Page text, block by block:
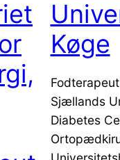
Køge
Sjællands
Diabetes